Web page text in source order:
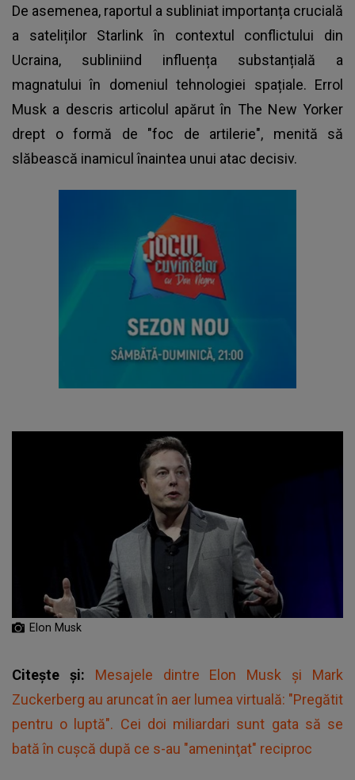
De asemenea, raportul a subliniat importanța crucială
a sateliților Starlink în contextul conflictului din
Ucraina, subliniind influența substanțială a
magnatului în domeniul tehnologiei spațiale. Errol
Musk a descris articolul apărut în The New Yorker
drept o formă de "foc de artilerie", menită să
slăbească inamicul înaintea unui atac decisiv.
Elon Musk
Citește și: Mesajele dintre Elon Musk și Mark
Zuckerberg au aruncat în aer lumea virtuală: "Pregătit
pentru o luptă". Cei doi miliardari sunt gata să se
bată în cușcă după ce s-au "ameninţat" reciproc